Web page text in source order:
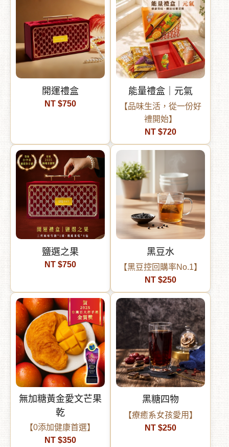
開運禮盒
NT $750
能量禮盒｜元氣
【品味生活，從一份好
禮開始】
NT $720
鹽選之果
NT $750
黑豆水
【黑豆控回購率No.1】
NT $250
無加糖黃金愛文芒果
乾
【0添加健康首選】
NT $350
黑糖四物
【療癒系女孩愛用】
NT $250